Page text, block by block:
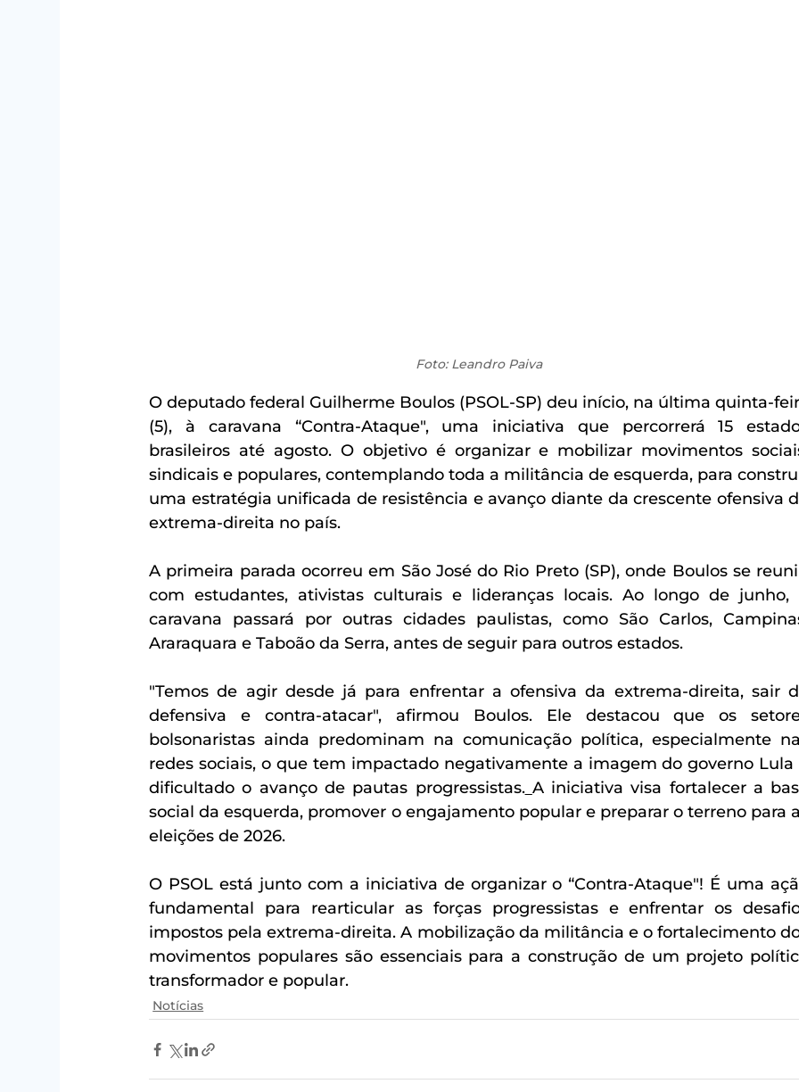
Foto: Leandro Paiva
O deputado federal Guilherme Boulos (PSOL-SP) deu início, na última quinta-
(5), à caravana “Contra-Ataque", uma iniciativa que percorrerá 15
brasileiros até agosto. O objetivo é organizar e mobilizar movimentos
sindicais e populares, contemplando toda a militância de esquerda, para
uma estratégia unificada de resistência e avanço diante da crescente ofensiva
extrema-direita no país.
A primeira parada ocorreu em São José do Rio Preto (SP), onde Boulos se
com estudantes, ativistas culturais e lideranças locais. Ao longo de junho,
caravana passará por outras cidades paulistas, como São Carlos,
Araraquara e Taboão da Serra, antes de seguir para outros estados.
"Temos de agir desde já para enfrentar a ofensiva da extrema-direita, sair
defensiva e contra-atacar", afirmou Boulos. Ele destacou que os
bolsonaristas ainda predominam na comunicação política, especialmente
redes sociais, o que tem impactado negativamente a imagem do governo Lula
dificultado o avanço de pautas progressistas. A iniciativa visa fortalecer a
social da esquerda, promover o engajamento popular e preparar o terreno para
eleições de 2026.
O PSOL está junto com a iniciativa de organizar o “Contra-Ataque"! É uma
fundamental para rearticular as forças progressistas e enfrentar os
impostos pela extrema-direita. A mobilização da militância e o fortalecimento
movimentos populares são essenciais para a construção de um projeto
transformador e popular.
Notícias